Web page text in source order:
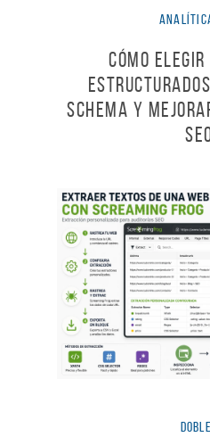
Cómo
estructurados
Schema y